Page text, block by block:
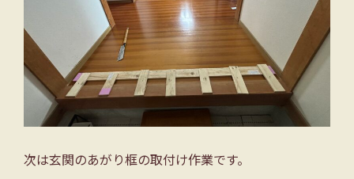
次は玄関のあがり框の取付け作業です。